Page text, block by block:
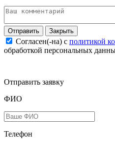
Закрыть
Согласен(-на) c политикой
обработкой персональных
Отправить заявку
ФИО
Телефон